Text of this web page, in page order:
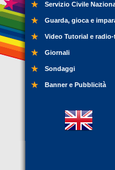
Servizio Civile
Guarda, gioca e
Video Tutorial e
Giornali
Sondaggi
Banner e Pubblicità